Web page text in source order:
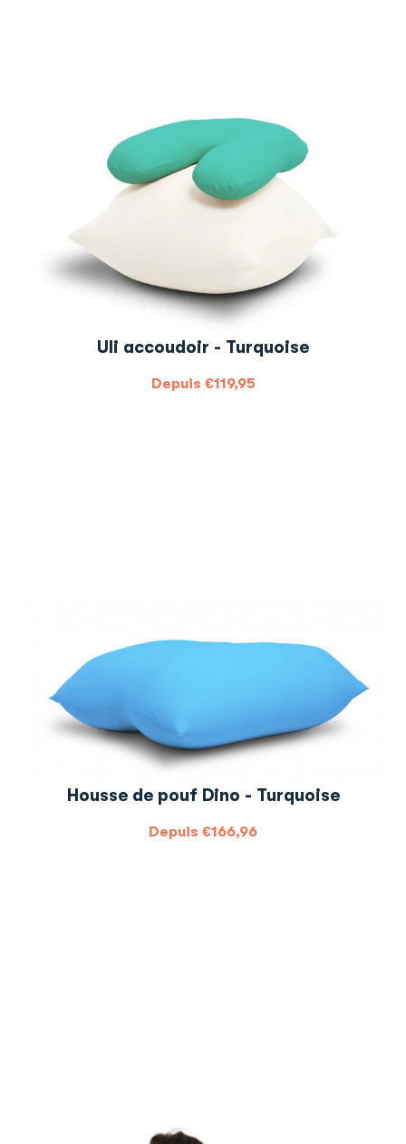
Uli accoudoir - Turquoise
Depuis €119,95
Housse de pouf Dino - Turquoise
Depuis €166,96